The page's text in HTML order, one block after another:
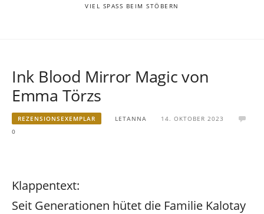
VIEL SPASS BEIM STÖBERN
Ink Blood Mirror Magic von
Emma Törzs
REZENSIONSEXEMPLAR LETANNA
14. OKTOBER 2023
0
Klappentext:
Seit Generationen hütet die Familie Kalotay